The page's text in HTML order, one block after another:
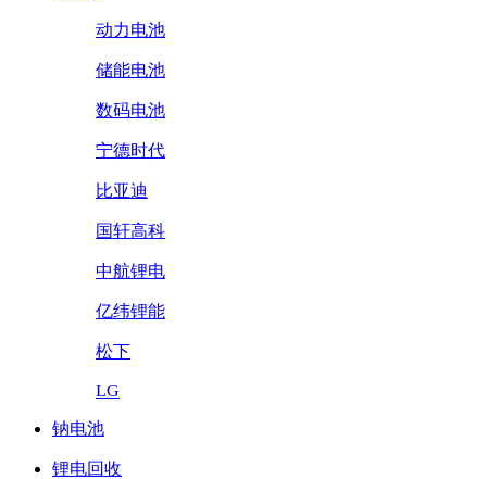
动力电池
储能电池
数码电池
宁德时代
比亚迪
国轩高科
中航锂电
亿纬锂能
松下
LG
钠电池
锂电回收